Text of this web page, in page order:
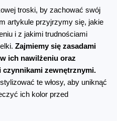
troski, by zachować swój
artykule przyjrzymy się, jakie
i z jakimi trudnościami
Zajmiemy się zasadami
ich nawilżeniu oraz
zewnętrznymi.
te włosy, aby uniknąć
ich kolor przed